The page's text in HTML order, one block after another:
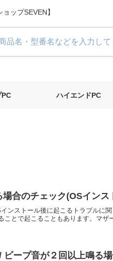
ップSEVEN】
ハイエンドPC
合のチェック(OSインス
ンストール後に起こるトラブルに
とで起こることもあります。マザ
ープ音が２回以上鳴る